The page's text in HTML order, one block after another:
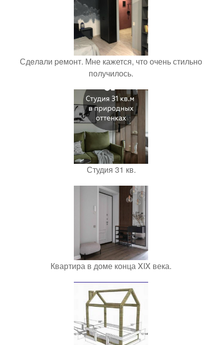
Сдeлaли peмонт. Мне кажется, что очень стильно
получилось.
Студия 31 кв.
Квартира в доме конца XIX века.